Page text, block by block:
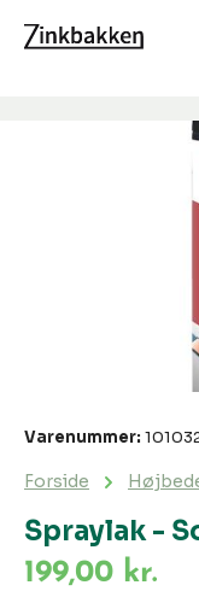
Spring over
Spraylak -
Forside
Varenummer:
199,00 kr.